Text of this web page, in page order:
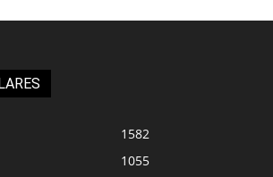
1582
1055